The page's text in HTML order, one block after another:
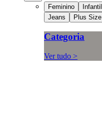
Feminino Infantil
Jeans
Plus Size
Categoria
Ver tudo >